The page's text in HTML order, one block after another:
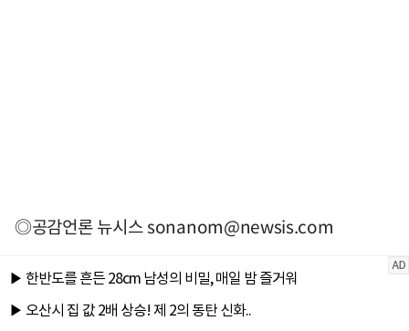
◎공감언론 뉴시스sonanom@newsis.com